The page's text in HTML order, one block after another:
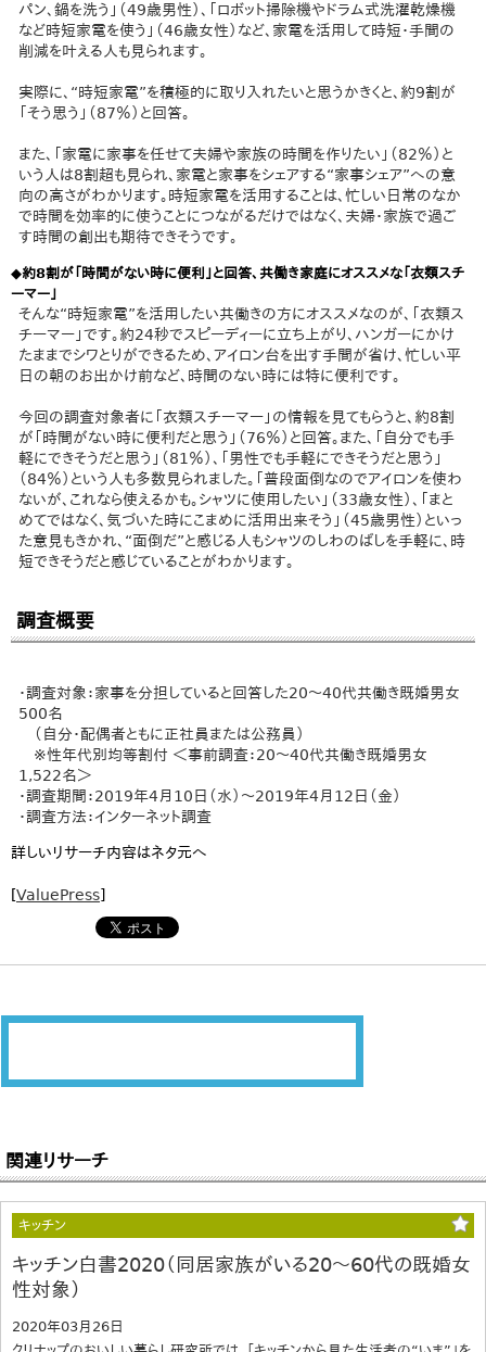
パン、鍋を洗う」（49歳男性）、「ロボット掃除機やドラム式洗濯乾燥機
など時短家電を使う」（46歳女性）など、家電を活用して時短・手間の
削減を叶える人も見られます。
実際に、“時短家電”を積極的に取り入れたいと思うかきくと、約9割が
「そう思う」（87％）と回答。
また、「家電に家事を任せて夫婦や家族の時間を作りたい」（82％）と
いう人は8割超も見られ、家電と家事をシェアする“家事シェア”への意
向の高さがわかります。時短家電を活用することは、忙しい日常のなか
で時間を効率的に使うことにつながるだけではなく、夫婦・家族で過ご
す時間の創出も期待できそうです。
◆約8割が「時間がない時に便利」と回答、共働き家庭にオススメな「衣類スチ
ーマー」
そんな“時短家電”を活用したい共働きの方にオススメなのが、「衣類ス
チーマー」です。約24秒でスピーディーに立ち上がり、ハンガーにかけ
たままでシワとりができるため、アイロン台を出す手間が省け、忙しい平
日の朝のお出かけ前など、時間のない時には特に便利です。
今回の調査対象者に「衣類スチーマー」の情報を見てもらうと、約8割
が「時間がない時に便利だと思う」（76％）と回答。また、「自分でも手
軽にできそうだと思う」（81％）、「男性でも手軽にできそうだと思う」
（84％）という人も多数見られました。「普段面倒なのでアイロンを使わ
ないが、これなら使えるかも。シャツに使用したい」（33歳女性）、「まと
めてではなく、気づいた時にこまめに活用出来そう」（45歳男性）といっ
た意見もきかれ、“面倒だ”と感じる人もシャツのしわのばしを手軽に、時
短できそうだと感じていることがわかります。
調査概要
・調査対象：家事を分担していると回答した20～40代共働き既婚男女
500名
（自分・配偶者ともに正社員または公務員）
※性年代別均等割付 ＜事前調査：20～40代共働き既婚男女
1,522名＞
・調査期間：2019年4月10日（水）～2019年4月12日（金）
・調査方法：インターネット調査
詳しいリサーチ内容はネタ元へ
[ValuePress]
関連リサーチ
キッチン
キッチン白書2020（同居家族がいる20～60代の既婚女
性対象）
2020年03月26日